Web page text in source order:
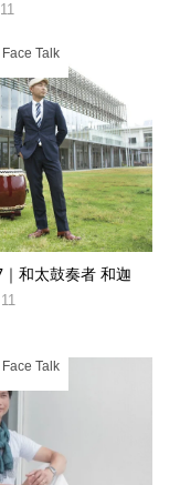
Face Talk
和太鼓奏者 和迦
Face Talk